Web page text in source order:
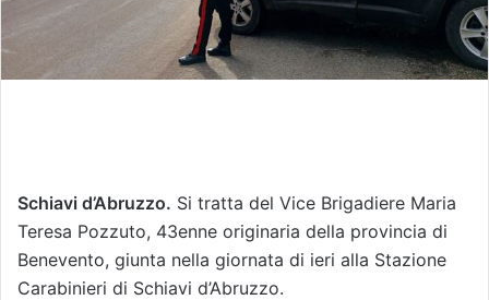
Schiavi d’Abruzzo. Si tratta del Vice Brigadiere Maria
Teresa Pozzuto, 43enne originaria della provincia di
Benevento, giunta nella giornata di ieri alla Stazione
Carabinieri di Schiavi d’Abruzzo.